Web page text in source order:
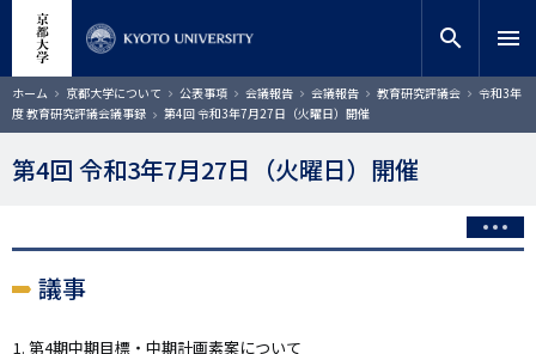
コ
ン
テ
ン
ツ
動
サイト内検索
検索
search menu
ホーム 京都大学について 公表事項 会議報告 会議報告 教育研究評議会
令和3年
度 教育研究評議会議事録
第4回 令和3年7月27日（火曜日）開催
第4回 令和3年7月27日（火曜日）開催
議事
第4期中期目標・中期計画素案について